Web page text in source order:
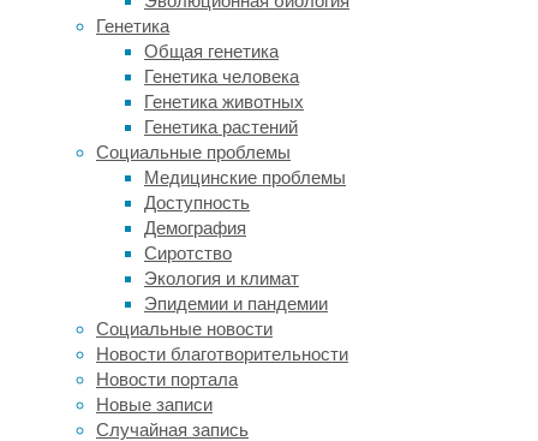
Генетика
Общая генетика
Генетика человека
Генетика животных
Генетика растений
Социальные проблемы
Медицинские проблемы
Доступность
Демография
Сиротство
Экология и климат
Эпидемии и пандемии
Социальные новости
Новости благотворительности
Новости портала
Новые записи
Случайная запись
зону
VOTC,
реагирующую
именно
на
знания
о
цвете
объектов,
не
на
их
форму
или
общую
семантику.